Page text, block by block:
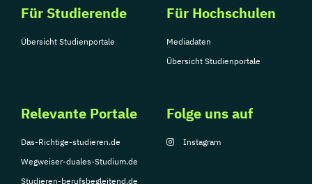
Für Studierende
Übersicht Studienportale
Für Hochschulen
Mediadaten
Übersicht Studienportale
Relevante Portale
Das-Richtige-studieren.de
Wegweiser-duales-Studium.de
Studieren-berufsbegleitend.de
Folge uns auf
Instagram